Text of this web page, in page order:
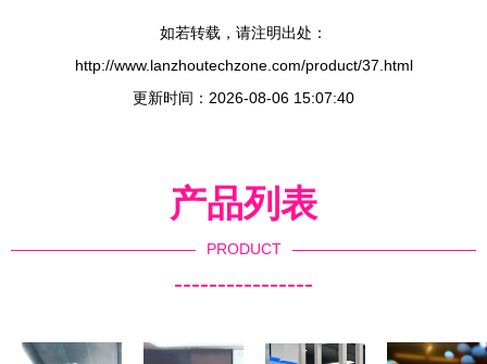
如若转载，请注明出处：
http://www.lanzhoutechzone.com/product/37.html
更新时间：2026-08-06 15:07:40
产品列表
PRODUCT
----------------